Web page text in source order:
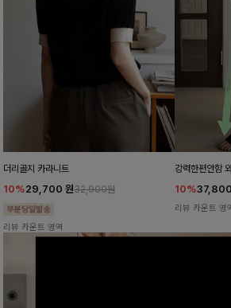
더리골지 카라니트
10%29,700 원32,900원
리뷰 카운트 영역
강력한편안함
10%37,800
리뷰 카운트 영